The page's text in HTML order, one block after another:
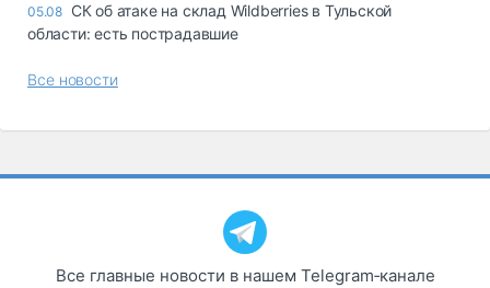
05.08 СК об атаке на склад Wildberries в Тульской
области: есть пострадавшие
Все новости
Все главные новости в нашем Telegram‑канале